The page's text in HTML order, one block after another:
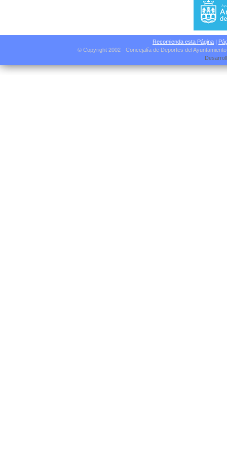
Recomienda esta Página |
© Copyright 2002 - Concejalía de Deportes del